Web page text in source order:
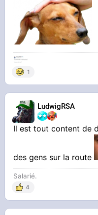
1
LudwigRSA
Il est tout content de
des gens sur la route
Salarié.
4